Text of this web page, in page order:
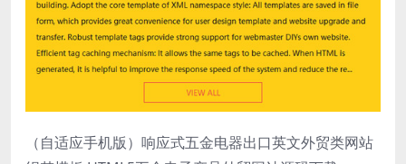
（自适应手机版）响应式五金电器出口英文外贸类网站